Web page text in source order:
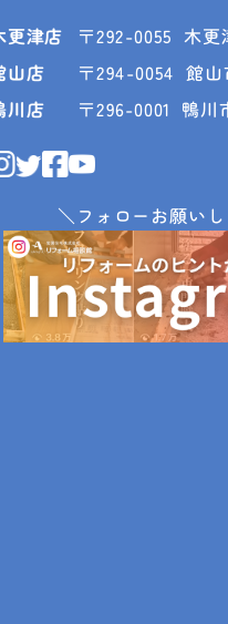
更津店 〒292-0055 木更
山店 〒294-0054 館山
川店 〒296-0001 鴨川
＼フォローお願い